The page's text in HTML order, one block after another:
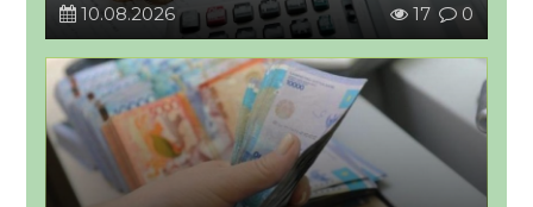
10.08.2026
17 0